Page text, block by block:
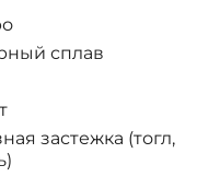
сплав
застежка (тогл,